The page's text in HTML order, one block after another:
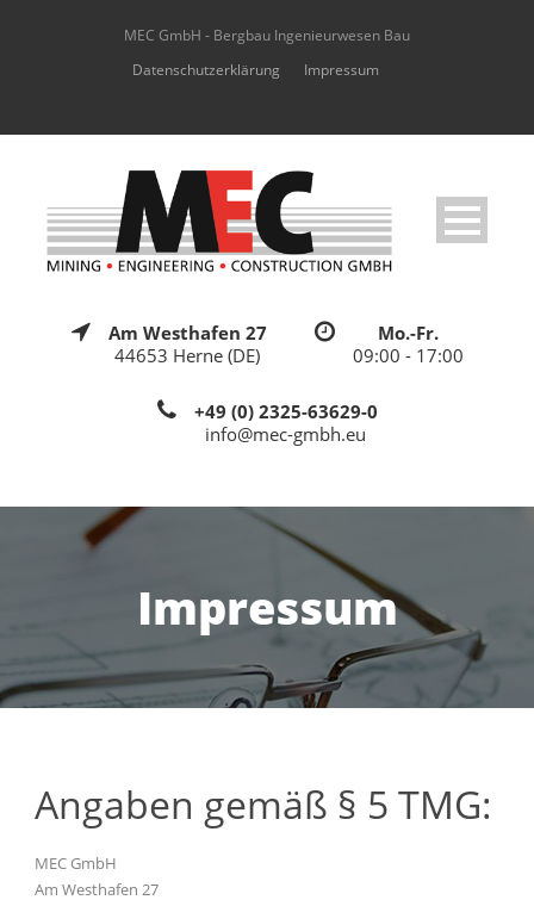
MEC GmbH - Bergbau Ingenieurwesen Bau
Datenschutzerklärung
Impressum
Am Westhafen 27
44653 Herne (DE)
Mo.-Fr.
09:00 - 17:00
+49 (0) 2325-63629-0
info@mec-gmbh.eu
Impressum
Angaben gemäß § 5 TMG:
MEC GmbH
Am Westhafen 27